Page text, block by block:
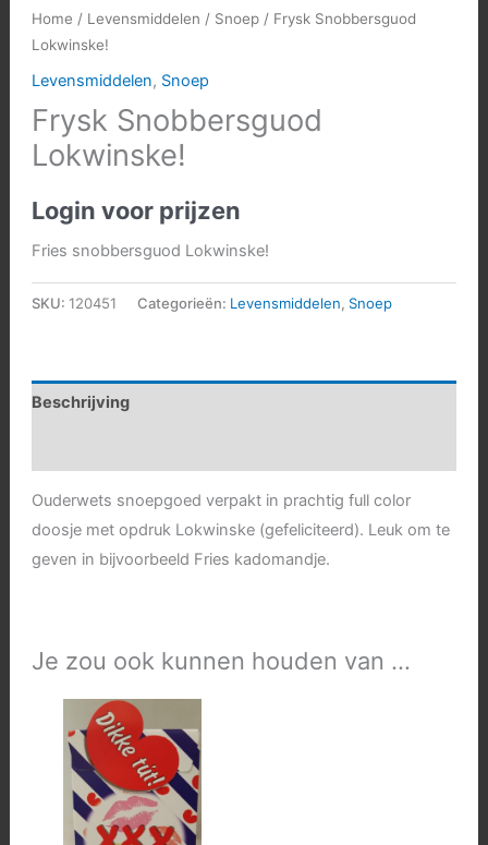
Home / Levensmiddelen / Snoep/ Frysk Snobbersguod
Lokwinske!
Levensmiddelen, Snoep
Frysk Snobbersguod
Lokwinske!
Login voor prijzen
Fries snobbersguod Lokwinske!
SKU: 120451 Categorieën: Levensmiddelen, Snoep
Beschrijving
Ouderwets snoepgoed verpakt in prachtig full color
doosje met opdruk Lokwinske (gefeliciteerd). Leuk om te
geven in bijvoorbeeld Fries kadomandje.
Je zou ook kunnen houden van …